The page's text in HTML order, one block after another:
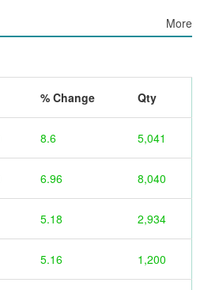
More
% Change Qty
8.6 5,041
6.96 8,040
5.18 2,934
5.16 1,200